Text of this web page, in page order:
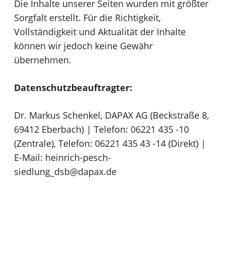
Die Inhalte unserer Seiten wurden mit größter
Sorgfalt erstellt. Für die Richtigkeit,
Vollständigkeit und Aktualität der Inhalte
können wir jedoch keine Gewähr
übernehmen.
Datenschutzbeauftragter:
Dr. Markus Schenkel, DAPAX AG (Beckstraße 8,
69412 Eberbach) | Telefon: 06221 435 -10
(Zentrale), Telefon: 06221 435 43 -14 (Direkt) |
E-Mail: heinrich-pesch-
siedlung_dsb@dapax.de